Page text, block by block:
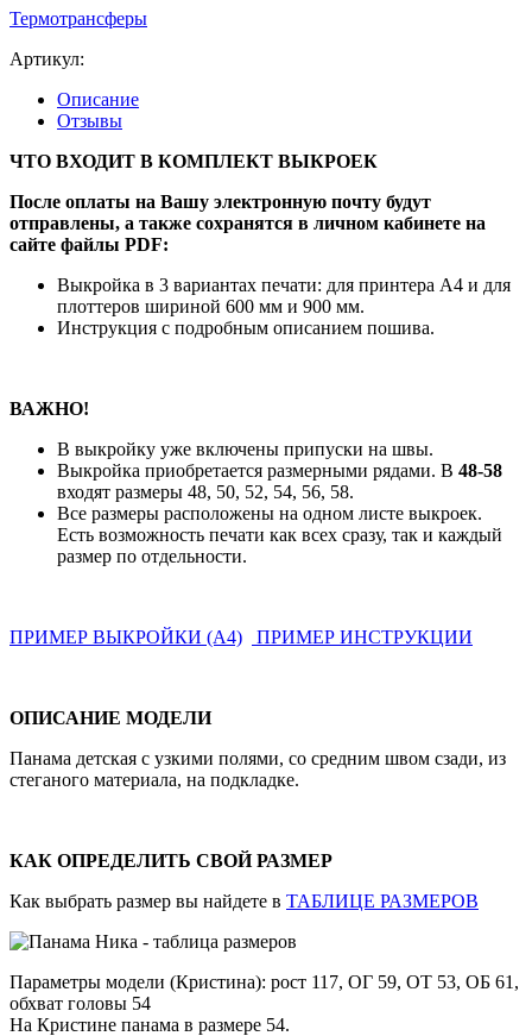
Термотрансферы
Артикул:
Описание
Отзывы
ЧТО ВХОДИТ В КОМПЛЕКТ ВЫКРОЕК
После оплаты на Вашу электронную почту будут
отправлены, а также сохранятся в личном кабинете на
сайте файлы PDF:
Выкройка в 3 вариантах печати: для принтера А4 и для
плоттеров шириной 600 мм и 900 мм.
Инструкция с подробным описанием пошива.
ВАЖНО!
В выкройку уже включены припуски на швы.
Выкройка приобретается размерными рядами. В 48-58
входят размеры 48, 50, 52, 54, 56, 58.
Все размеры расположены на одном листе выкроек.
Есть возможность печати как всех сразу, так и каждый
размер по отдельности.
ПРИМЕР ВЫКРОЙКИ (А4) ПРИМЕР ИНСТРУКЦИИ
ОПИСАНИЕ МОДЕЛИ
Панама детская с узкими полями, со средним швом сзади, из
стеганого материала, на подкладке.
КАК ОПРЕДЕЛИТЬ СВОЙ РАЗМЕР
Как выбрать размер вы найдете в ТАБЛИЦЕ РАЗМЕРОВ
Параметры модели (Кристина): рост 117, ОГ 59, ОТ 53, ОБ 61,
обхват головы 54
На Кристине панама в размере 54.